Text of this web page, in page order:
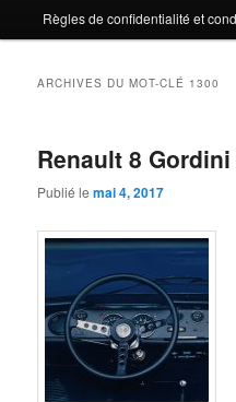
Règles de confidentialité et
ARCHIVES DU MOT-CLÉ 1300
Renault 8 Gordini
Publié lemai 4, 2017